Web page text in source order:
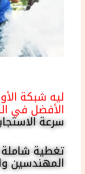
ليه شبكة
الأفضل في
سرعة
تغطية
المهندسين